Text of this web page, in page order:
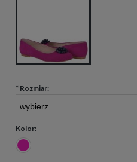
* Rozmiar:
Kolor: